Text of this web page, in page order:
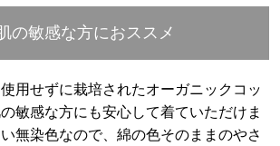
の敏感な方におススメ
用せずに栽培されたオーガニックコッ
敏感な方にも安心して着ていただけま
無染色なので、綿の色そのままのやさ